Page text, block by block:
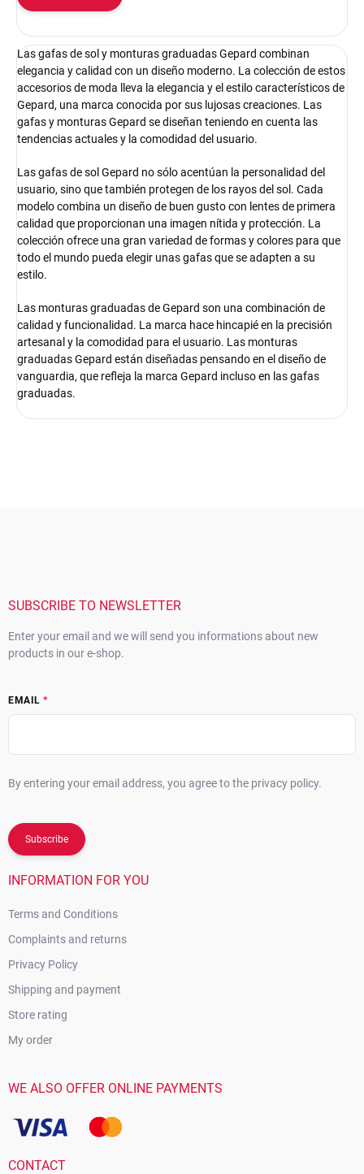
Las gafas de sol y monturas graduadas Gepard combinan
elegancia y calidad con un diseño moderno. La colección de estos
accesorios de moda lleva la elegancia y el estilo característicos de
Gepard, una marca conocida por sus lujosas creaciones. Las
gafas y monturas Gepard se diseñan teniendo en cuenta las
tendencias actuales y la comodidad del usuario.
Las gafas de sol Gepard no sólo acentúan la personalidad del
usuario, sino que también protegen de los rayos del sol. Cada
modelo combina un diseño de buen gusto con lentes de primera
calidad que proporcionan una imagen nítida y protección. La
colección ofrece una gran variedad de formas y colores para que
todo el mundo pueda elegir unas gafas que se adapten a su
estilo.
Las monturas graduadas de Gepard son una combinación de
calidad y funcionalidad. La marca hace hincapié en la precisión
artesanal y la comodidad para el usuario. Las monturas
graduadas Gepard están diseñadas pensando en el diseño de
vanguardia, que refleja la marca Gepard incluso en las gafas
graduadas.
SUBSCRIBE TO NEWSLETTER
Enter your email and we will send you informations about new
products in our e-shop.
EMAIL
By entering your email address, you agree to the privacy policy.
Subscribe
INFORMATION FOR YOU
Terms and Conditions
Complaints and returns
Privacy Policy
Shipping and payment
Store rating
My order
WE ALSO OFFER ONLINE PAYMENTS
CONTACT